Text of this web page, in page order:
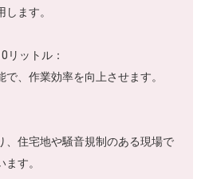
ます。
リットル：
、作業効率を向上させます。
、住宅地や騒音規制のある現場で
す。